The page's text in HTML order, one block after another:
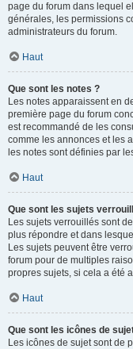
page du forum dans lequel
générales, les permissions
administrateurs du forum.
Haut
Que sont les notes ?
Les notes apparaissent en
première page du forum
est recommandé de les
comme les annonces et les
les notes sont définies par
Haut
Que sont les sujets
Les sujets verrouillés sont
plus répondre et dans
Les sujets peuvent être
forum pour de multiples
propres sujets, si cela a été
Haut
Que sont les icônes de
Les icônes de sujet sont de